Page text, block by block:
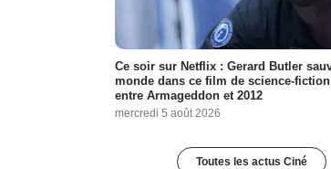
Ce soir sur Netflix : Gerard Butler
monde dans ce film de science-
entre Armageddon et 2012
mercredi 5 août 2026
Toutes les actus Ciné